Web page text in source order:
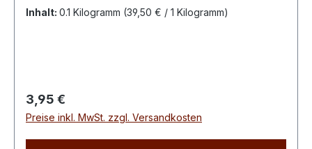
(E153), AromaExtra stark – Erwachsenen-Lakritz
Inhalt: 0.1 Kilogramm (39,50 € / 1 Kilogramm)
Regulärer Preis:
3,95 €
Preise inkl. MwSt. zzgl. Versandkosten